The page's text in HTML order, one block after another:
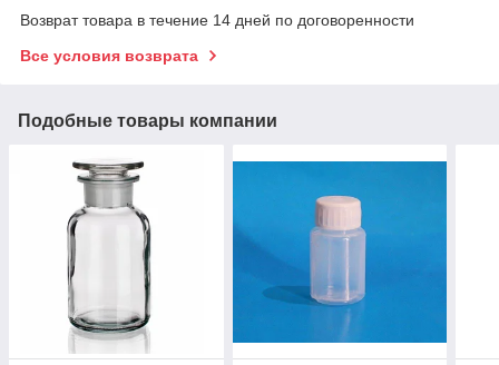
Возврат товара в течение 14 дней по договоренности
Все условия возврата
Подобные товары компании